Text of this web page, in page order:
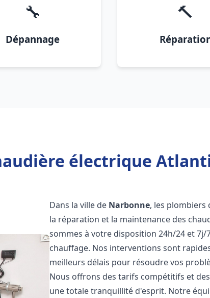
🔧
Dépannage
🔨
électrique
Dans la ville de Narbonne, les plombiers
la réparation et la maintenance des
sommes à votre disposition 24h/24 et
chauffage. Nos interventions sont
meilleurs délais pour résoudre vos
Nous offrons des tarifs compétitifs et
une totale tranquillité d'esprit. Notre